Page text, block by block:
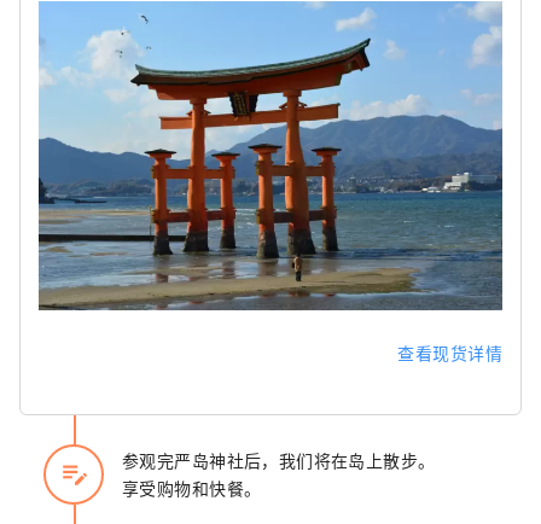
查看现货详情
edit_note
参观完严岛神社后，我们将在岛上散步。
享受购物和快餐。